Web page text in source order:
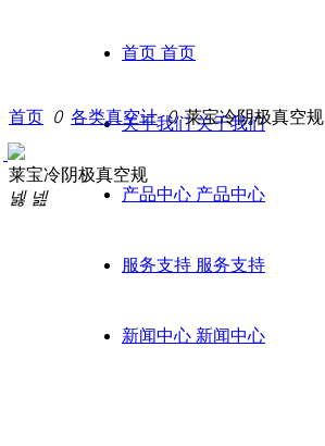
首页 首页
关于我们 关于我们
产品中心 产品中心
服务支持 服务支持
新闻中心 新闻中心
首页 ꄲ 各类真空计 ꄲ 莱宝冷阴极真空规
莱宝冷阴极真空规
넳 넲